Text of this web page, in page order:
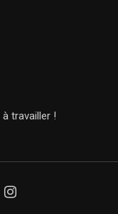
travailler !